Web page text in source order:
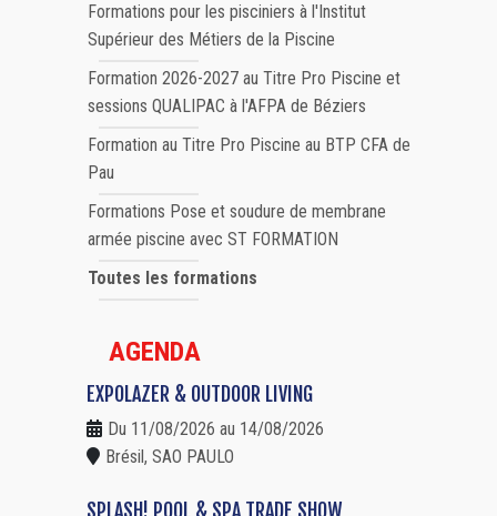
Formations pour les pisciniers à l'Institut
Supérieur des Métiers de la Piscine
Formation 2026-2027 au Titre Pro Piscine et
sessions QUALIPAC à l'AFPA de Béziers
Formation au Titre Pro Piscine au BTP CFA de
Pau
Formations Pose et soudure de membrane
armée piscine avec ST FORMATION
Toutes les formations
AGENDA
EXPOLAZER & OUTDOOR LIVING
Du 11/08/2026 au 14/08/2026
Brésil, SAO PAULO
SPLASH! POOL & SPA TRADE SHOW